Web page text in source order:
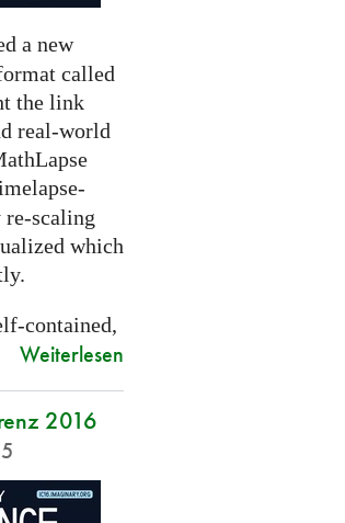
a new
called
the link
real-world
re-scaling
which
contained,
Weiterlesen
2016